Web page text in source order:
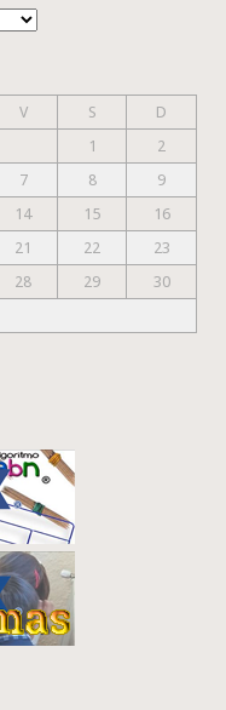
V S
D
1
2
7 8
9
14 15
16
21 22
23
28 29
30